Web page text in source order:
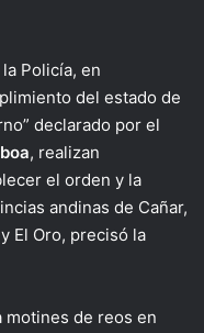
Policía, en
del estado de
declarado por el
, realizan
el orden y la
andinas de Cañar,
El Oro, precisó la
motines de reos en